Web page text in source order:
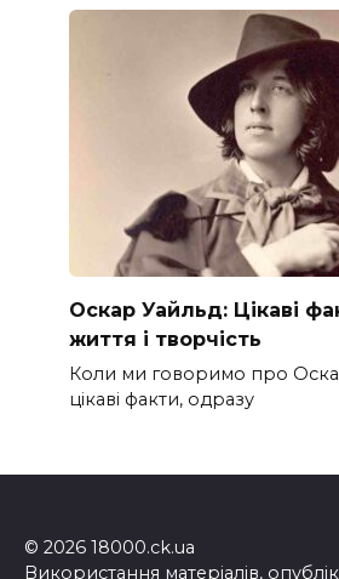
Оскар Уайльд: Цікаві
життя і творчість
Коли ми говоримо про
цікаві факти, одразу
© 2026 18000.ck.ua
Використання матеріалів,